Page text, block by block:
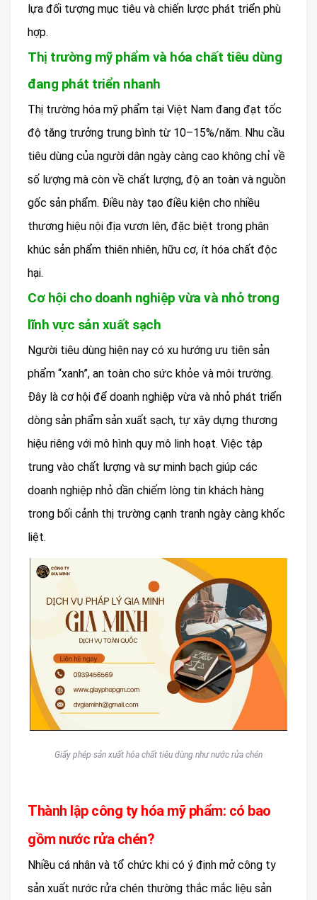
lựa đối tượng mục tiêu và chiến lược phát triển phù
hợp.
Thị trường mỹ phẩm và hóa chất tiêu dùng
đang phát triển nhanh
Thị trường hóa mỹ phẩm tại Việt Nam đang đạt tốc
độ tăng trưởng trung bình từ 10–15%/năm. Nhu cầu
tiêu dùng của người dân ngày càng cao không chỉ về
số lượng mà còn về chất lượng, độ an toàn và nguồn
gốc sản phẩm. Điều này tạo điều kiện cho nhiều
thương hiệu nội địa vươn lên, đặc biệt trong phân
khúc sản phẩm thiên nhiên, hữu cơ, ít hóa chất độc
hại.
Cơ hội cho doanh nghiệp vừa và nhỏ trong
lĩnh vực sản xuất sạch
Người tiêu dùng hiện nay có xu hướng ưu tiên sản
phẩm “xanh”, an toàn cho sức khỏe và môi trường.
Đây là cơ hội để doanh nghiệp vừa và nhỏ phát triển
dòng sản phẩm sản xuất sạch, tự xây dựng thương
hiệu riêng với mô hình quy mô linh hoạt. Việc tập
trung vào chất lượng và sự minh bạch giúp các
doanh nghiệp nhỏ dần chiếm lòng tin khách hàng
trong bối cảnh thị trường cạnh tranh ngày càng khốc
liệt.
Giấy phép sản xuất hóa chất tiêu dùng như nước rửa chén
Thành lập công ty hóa mỹ phẩm: có bao
gồm nước rửa chén?
Nhiều cá nhân và tổ chức khi có ý định mở công ty
sản xuất nước rửa chén thường thắc mắc liệu sản